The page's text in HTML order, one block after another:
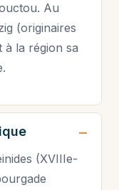
Au
(originaires
à la région sa
(XVIIIe-